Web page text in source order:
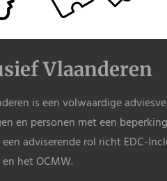
Vlaanderen
is een volwaardige
en personen met een
adviserende rol richt EDC-
het OCMW.